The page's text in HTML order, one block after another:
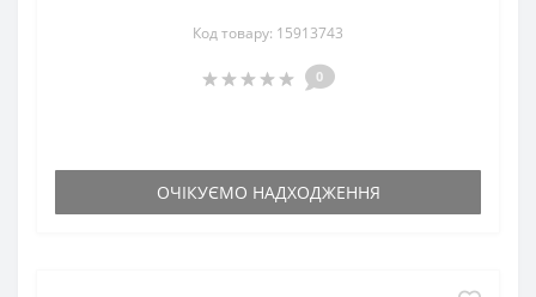
Код товару: 15913743
0
ОЧІКУЄМО НАДХОДЖЕННЯ